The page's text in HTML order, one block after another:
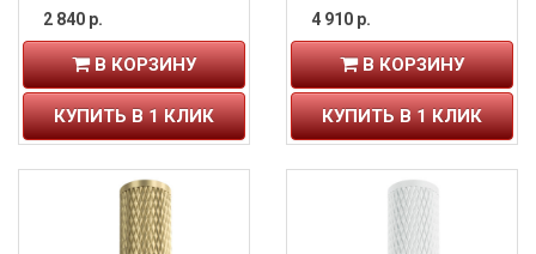
2 840 р.
В КОРЗИНУ
КУПИТЬ В 1 КЛИК
4 910 р.
В КОРЗИНУ
КУПИТЬ В 1 КЛИК